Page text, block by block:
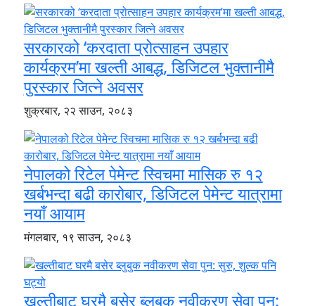
सरकारको ‘करदाता प्रोत्साहन उपहार
कार्यक्रम’मा खल्ती आबद्ध, डिजिटल भुक्तानीमै
पुरस्कार जित्ने अवसर
शुक्रबार, २२ साउन, २०८३
नेपालको रिटेल पेमेन्ट स्विचमा मासिक रु १२
खर्बभन्दा बढी कारोबार, डिजिटल पेमेन्ट यात्रामा
नयाँ आयाम
मंगलबार, १९ साउन, २०८३
खल्तीबाट घरमै बसेर ब्लुबुक नवीकरण सेवा पुन: